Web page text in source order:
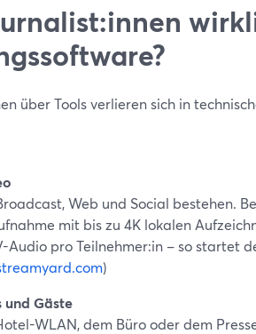
über Tools verlieren sich in
Web und Social bestehen.
mit bis zu 4K lokalen
Audio pro Teilnehmer:in – so startet
)
und Gäste
WLAN, dem Büro oder dem